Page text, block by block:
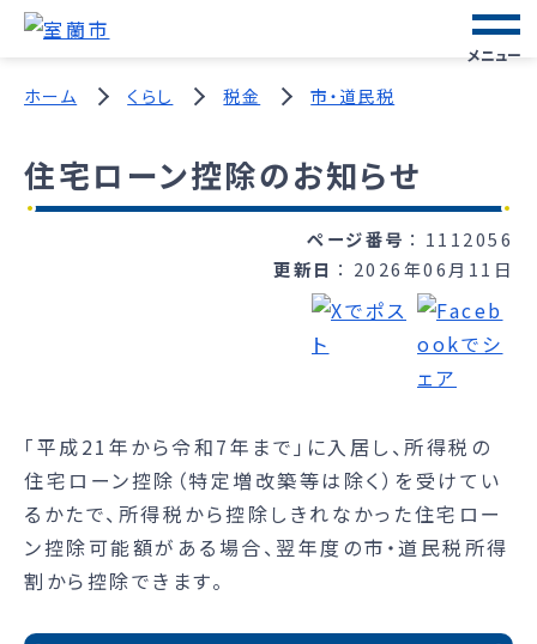
メニュー
ホーム くらし 税金 市・道民税
住宅ローン控除のお知らせ
ページ番号
1112056
更新日
2026年06月11日
「平成21年から令和7年まで」に入居し、所得税の
住宅ローン控除（特定増改築等は除く）を受けてい
るかたで、所得税から控除しきれなかった住宅ロー
ン控除可能額がある場合、翌年度の市・道民税所得
割から控除できます。